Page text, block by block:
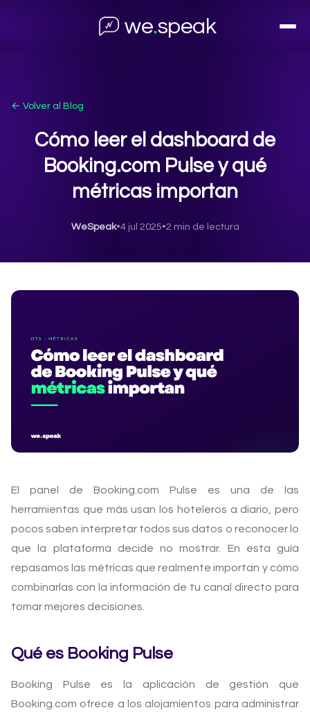
we.speak
← Volver al Blog
Cómo leer el dashboard de
Booking.com Pulse y qué
métricas importan
WeSpeak•4 jul 2025•2 min de lectura
El panel de Booking.com Pulse es una de las
herramientas que más usan los hoteleros a diario, pero
pocos saben interpretar todos sus datos o reconocer lo
que la plataforma decide no mostrar. En esta guía
repasamos las métricas que realmente importan y cómo
combinarlas con la información de tu canal directo para
tomar mejores decisiones.
Qué es Booking Pulse
Booking Pulse es la aplicación de gestión que
Booking.com ofrece a los alojamientos para administrar